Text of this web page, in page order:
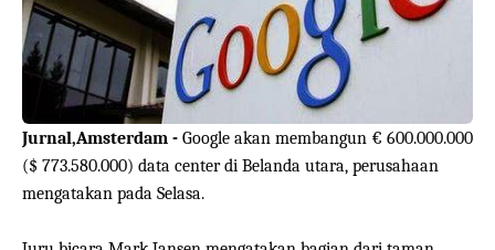
Jurnal,Amsterdam - Google akan membangun € 600.000.000
($ 773.580.000) data center di Belanda utara, perusahaan
mengatakan pada Selasa.